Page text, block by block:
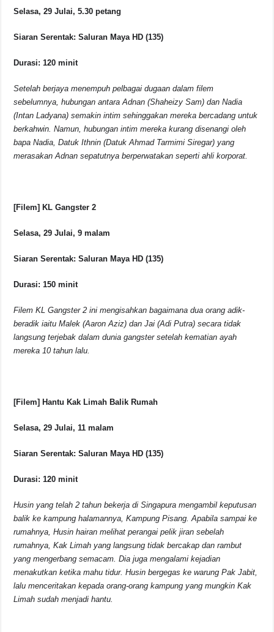
Selasa, 29 Julai, 5.30 petang
Siaran Serentak: Saluran Maya HD (135)
Durasi: 120 minit
Setelah berjaya menempuh pelbagai dugaan dalam filem
sebelumnya, hubungan antara Adnan (Shaheizy Sam) dan Nadia
(Intan Ladyana) semakin intim sehinggakan mereka bercadang untuk
berkahwin. Namun, hubungan intim mereka kurang disenangi oleh
bapa Nadia, Datuk Ithnin (Datuk Ahmad Tarmimi Siregar) yang
merasakan Adnan sepatutnya berperwatakan seperti ahli korporat.
[Filem] KL Gangster 2
Selasa, 29 Julai, 9 malam
Siaran Serentak: Saluran Maya HD (135)
Durasi: 150 minit
Filem KL Gangster 2 ini mengisahkan bagaimana dua orang adik-
beradik iaitu Malek (Aaron Aziz) dan Jai (Adi Putra) secara tidak
langsung terjebak dalam dunia gangster setelah kematian ayah
mereka 10 tahun lalu.
[Filem] Hantu Kak Limah Balik Rumah
Selasa, 29 Julai, 11 malam
Siaran Serentak: Saluran Maya HD (135)
Durasi: 120 minit
Husin yang telah 2 tahun bekerja di Singapura mengambil keputusan
balik ke kampung halamannya, Kampung Pisang. Apabila sampai ke
rumahnya, Husin hairan melihat perangai pelik jiran sebelah
rumahnya, Kak Limah yang langsung tidak bercakap dan rambut
yang mengerbang semacam. Dia juga mengalami kejadian
menakutkan ketika mahu tidur. Husin bergegas ke warung Pak Jabit,
lalu menceritakan kepada orang-orang kampung yang mungkin Kak
Limah sudah menjadi hantu.